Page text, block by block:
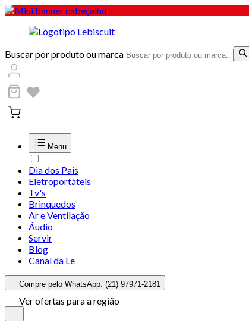
Buscar por produto ou marca
Menu
Dia dos Pais
Eletroportáteis
Tv's
Brinquedos
Ar e Ventilação
Áudio
Servir
Blog
Canal da Le
Compre pelo WhatsApp: (21) 97971-2181
Ver ofertas para a região